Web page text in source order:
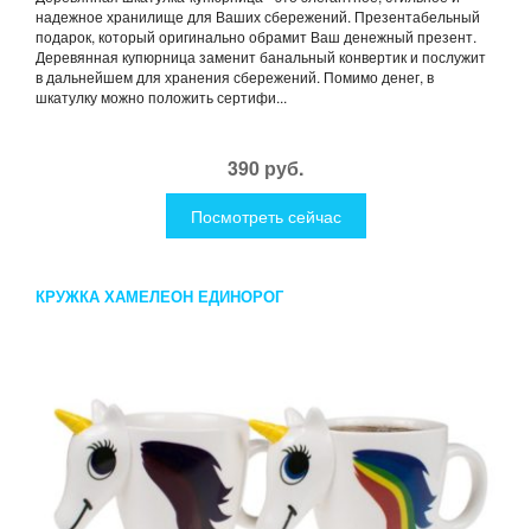
надежное хранилище для Ваших сбережений. Презентабельный
подарок, который оригинально обрамит Ваш денежный презент.
Деревянная купюрница заменит банальный конвертик и послужит
в дальнейшем для хранения сбережений. Помимо денег, в
шкатулку можно положить сертифи...
390 руб.
Посмотреть сейчас
КРУЖКА ХАМЕЛЕОН ЕДИНОРОГ